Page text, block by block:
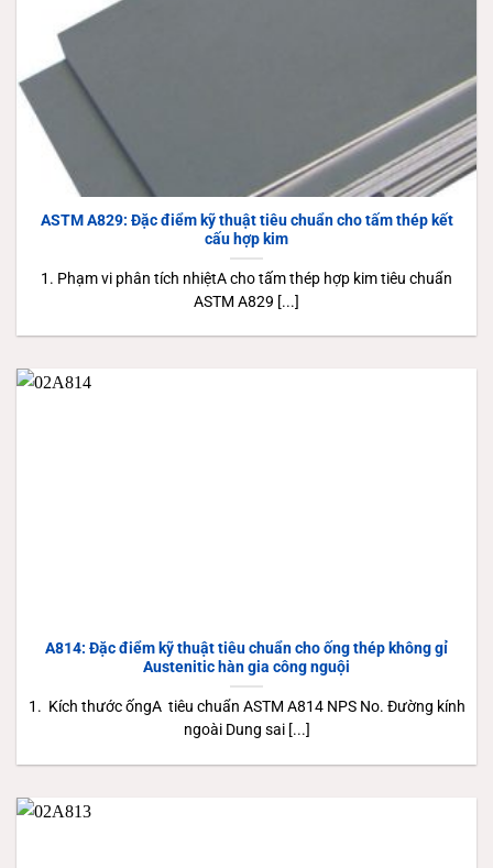
ASTM A829: Đặc điểm kỹ thuật tiêu chuẩn cho tấm thép kết
cấu hợp kim
1. Phạm vi phân tích nhiệtA cho tấm thép hợp kim tiêu chuẩn
ASTM A829 [...]
A814: Đặc điểm kỹ thuật tiêu chuẩn cho ống thép không gỉ
Austenitic hàn gia công nguội
1. Kích thước ốngA tiêu chuẩn ASTM A814 NPS No. Đường kính
ngoài Dung sai [...]